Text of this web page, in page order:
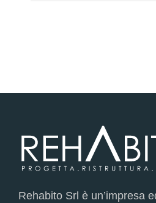
Rehabito Srl è un’impresa